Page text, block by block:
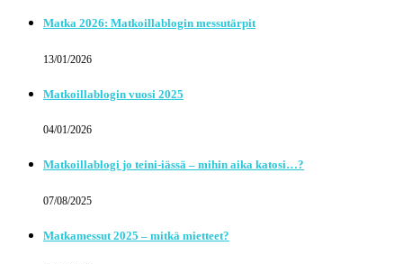
Matka 2026: Matkoillablogin messutärpit
13/01/2026
Matkoillablogin vuosi 2025
04/01/2026
Matkoillablogi jo teini-iässä – mihin aika katosi…?
07/08/2025
Matkamessut 2025 – mitkä mietteet?